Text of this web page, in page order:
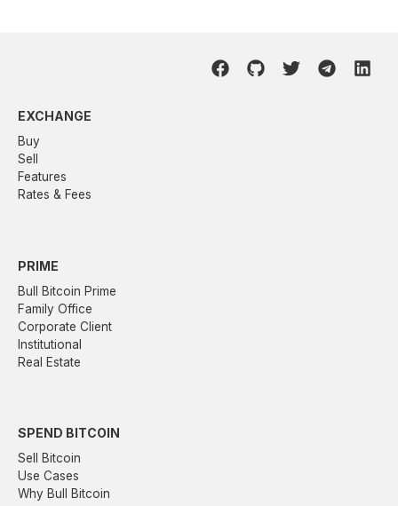
EXCHANGE
Buy
Sell
Features
Rates & Fees
PRIME
Bull Bitcoin Prime
Family Office
Corporate Client
Institutional
Real Estate
SPEND BITCOIN
Sell Bitcoin
Use Cases
Why Bull Bitcoin